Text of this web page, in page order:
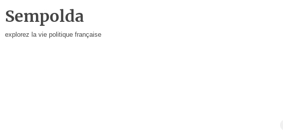
Sempolda
explorez la vie politique française